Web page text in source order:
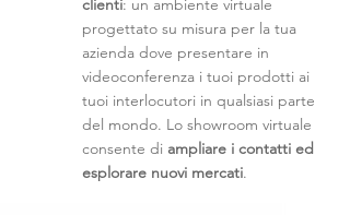
clienti: un ambiente virtuale
progettato su misura per la tua
azienda dove presentare in
videoconferenza i tuoi prodotti ai
tuoi interlocutori in qualsiasi parte
del mondo. Lo showroom virtuale
consente di ampliare i contatti ed
esplorare nuovi mercati.